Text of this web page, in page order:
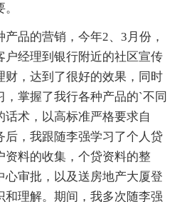
品的营销，今年2、3月份，
户经理到银行附近的社区宣传
财，达到了很好的效果，同时
掌握了我行各种产品的`不同
术，以高标准严格要求自
后，我跟随李强学习了个人贷
资料的收集，个贷资料的整
心审批，以及送房地产大厦登
和理解。期间，我多次随李强